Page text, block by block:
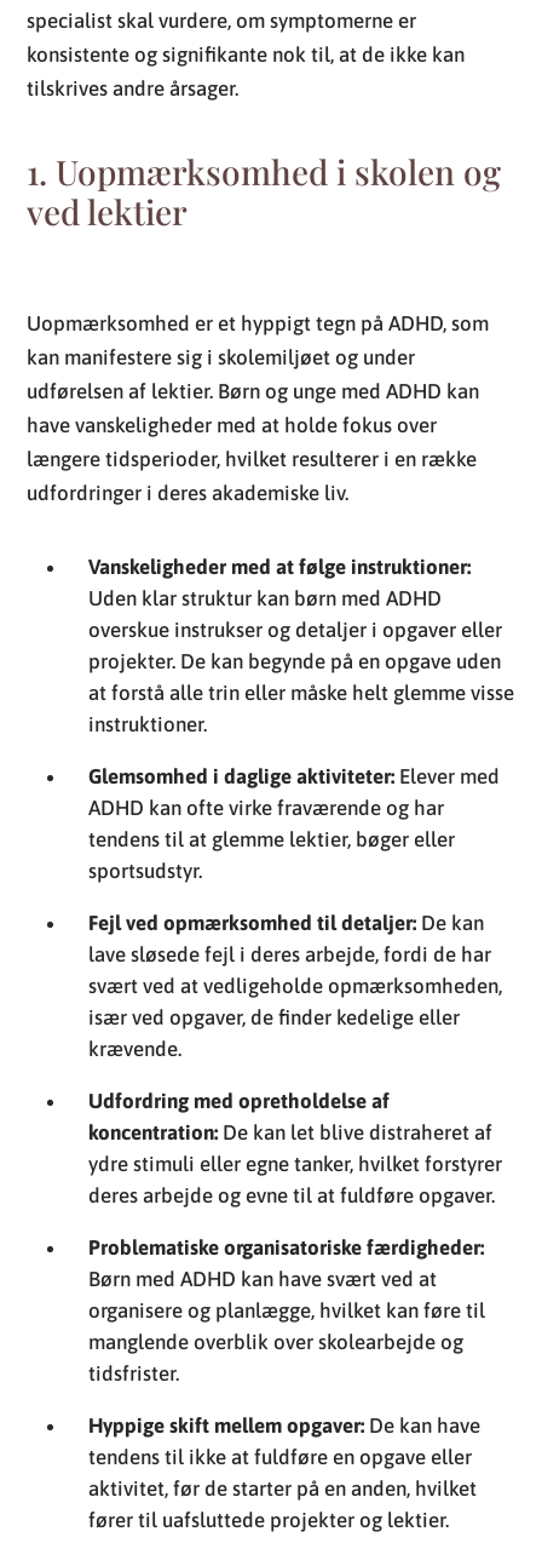
specialist skal vurdere, om symptomerne er
konsistente og signifikante nok til, at de ikke kan
tilskrives andre årsager.
1. Uopmærksomhed i skolen og
ved lektier
Uopmærksomhed er et hyppigt tegn på ADHD, som
kan manifestere sig i skolemiljøet og under
udførelsen af lektier. Børn og unge med ADHD kan
have vanskeligheder med at holde fokus over
længere tidsperioder, hvilket resulterer i en række
udfordringer i deres akademiske liv.
Vanskeligheder med at følge instruktioner:
Uden klar struktur kan børn med ADHD
overskue instrukser og detaljer i opgaver eller
projekter. De kan begynde på en opgave uden
at forstå alle trin eller måske helt glemme visse
instruktioner.
Glemsomhed i daglige aktiviteter: Elever med
ADHD kan ofte virke fraværende og har
tendens til at glemme lektier, bøger eller
sportsudstyr.
Fejl ved opmærksomhed til detaljer: De kan
lave sløsede fejl i deres arbejde, fordi de har
svært ved at vedligeholde opmærksomheden,
især ved opgaver, de finder kedelige eller
krævende.
Udfordring med opretholdelse af
koncentration: De kan let blive distraheret af
ydre stimuli eller egne tanker, hvilket forstyrer
deres arbejde og evne til at fuldføre opgaver.
Problematiske organisatoriske færdigheder:
Børn med ADHD kan have svært ved at
organisere og planlægge, hvilket kan føre til
manglende overblik over skolearbejde og
tidsfrister.
Hyppige skift mellem opgaver: De kan have
tendens til ikke at fuldføre en opgave eller
aktivitet, før de starter på en anden, hvilket
fører til uafsluttede projekter og lektier.